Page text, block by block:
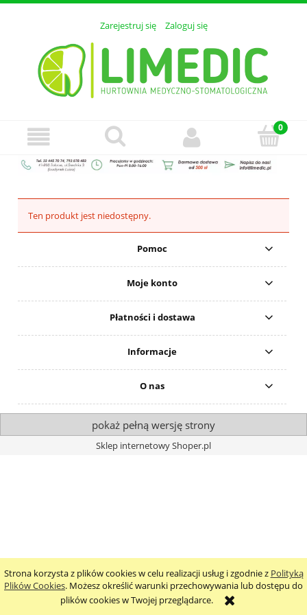
Strona korzysta z plików cookies w celu realizacji usług i zgodnie z Polityką
Plików Cookies. Możesz określić warunki przechowywania lub dostępu do
plików cookies w Twojej przeglądarce.
Zarejestruj się Zaloguj się
Ten produkt jest niedostępny.
Pomoc
Moje konto
Płatności i dostawa
Informacje
O nas
pokaż pełną wersję strony
Sklep internetowy Shoper.pl